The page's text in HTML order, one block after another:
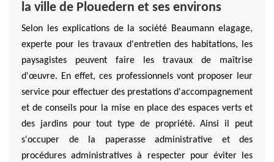
la ville de Plouedern et ses environs
Selon les explications de la société Beaumann elagage,
experte pour les travaux d'entretien des habitations, les
paysagistes peuvent faire les travaux de maîtrise
d'œuvre. En effet, ces professionnels vont proposer leur
service pour effectuer des prestations d'accompagnement
et de conseils pour la mise en place des espaces verts et
des jardins pour tout type de propriété. Ainsi il peut
s'occuper de la paperasse administrative et des
procédures administratives à respecter pour éviter les